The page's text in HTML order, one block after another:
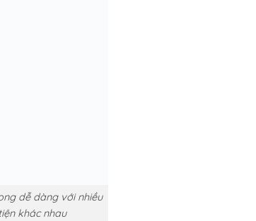
dễ dàng với nhiều
khác nhau